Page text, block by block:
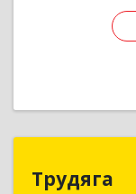
Трудяга